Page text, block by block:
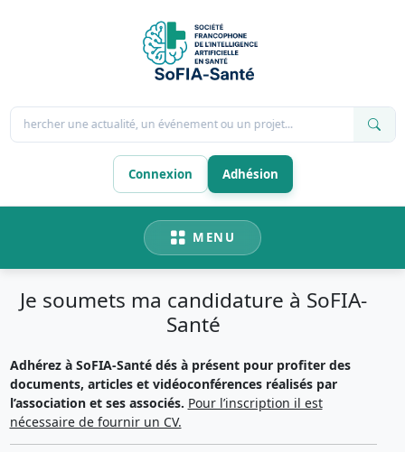
une actualité, un événement ou un projet...
Connexion Adhésion
MENU
Je soumets ma candidature à SoFIA-
Santé
Adhérez à SoFIA-Santé dés à présent pour profiter des
documents, articles et vidéoconférences réalisés par
l’association et ses associés. Pour l’inscription il est
nécessaire de fournir un CV.